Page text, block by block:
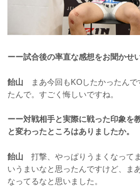
ーー試合後の率直な感想をお聞かせ
飴山 まあ今回もKOしたかったんで
たんで。すごく悔しいですね。
ーー対戦相手と実際に戦った印象を
と変わったところはありましたか。
飴山 打撃、やっぱりうまくなって
いうまいなと思ったんですけど、ま
なってるなと思いました。